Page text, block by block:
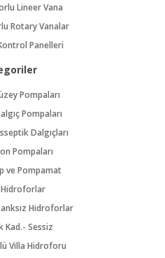
Lineer Vana
Rotary Vanalar
Panelleri
Pompaları
Pompaları
Dalgıçları
Pompaları
ve Pompamat
Hidroforlar
Hidroforlar
Kad.- Sessiz
Villa Hidroforu